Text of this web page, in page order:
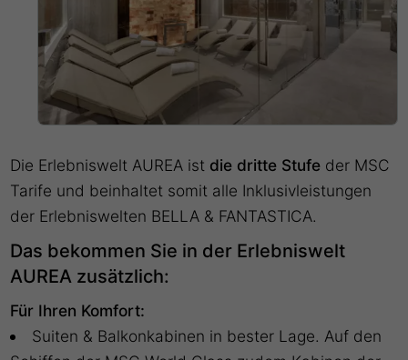
Die Erlebniswelt AUREA ist die dritte Stufe der MSC
Tarife und beinhaltet somit alle Inklusivleistungen
der Erlebniswelten BELLA & FANTASTICA.
Das bekommen Sie in der Erlebniswelt
AUREA zusätzlich:
Für Ihren Komfort:
Suiten & Balkonkabinen in bester Lage. Auf den